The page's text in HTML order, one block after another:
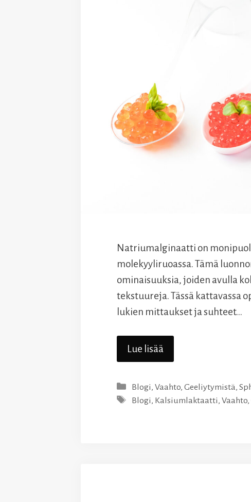
Natriumalginaatti on
molekyyliruoassa. Tämä
ominaisuuksia, joiden avulla
tekstuureja. Tässä kattavassa
lukien mittaukset ja suhteet…
Lue lisää
Kategoriat
Blogi, Vaahto, Geeliytymistä,
Avainsanat
Blogi, Kalsiumlaktaatti, Vaahto,